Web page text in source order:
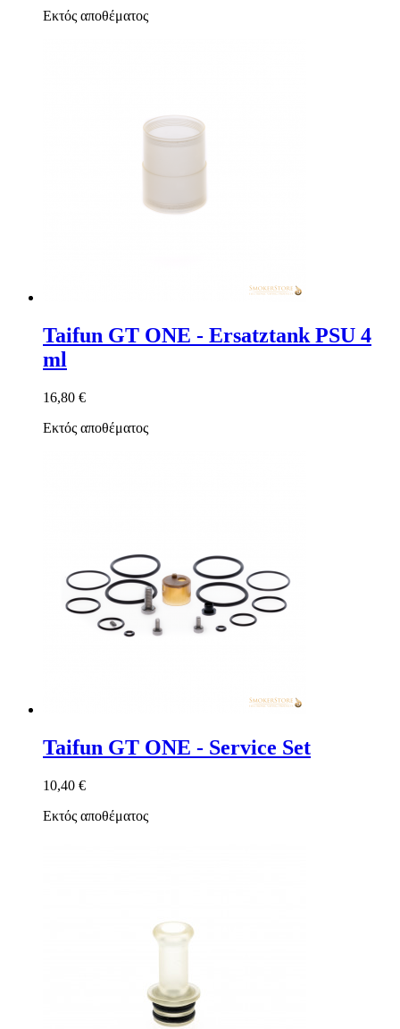
Εκτός αποθέματος
Taifun GT ONE - Ersatztank PSU 4
ml
16,80 €
Εκτός αποθέματος
Taifun GT ONE - Service Set
10,40 €
Εκτός αποθέματος